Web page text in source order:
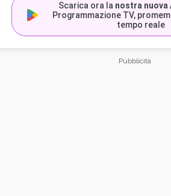
Scarica ora la nostra nuova
Programmazione TV,
tempo reale